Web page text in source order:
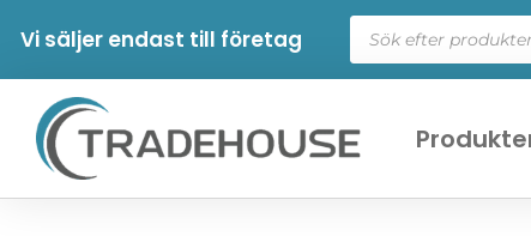
Vi säljer endast till företag